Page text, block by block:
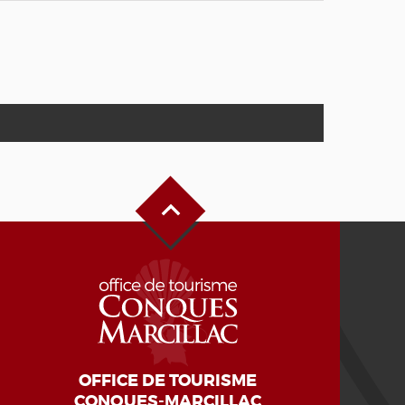
OFFICE DE TOURISME